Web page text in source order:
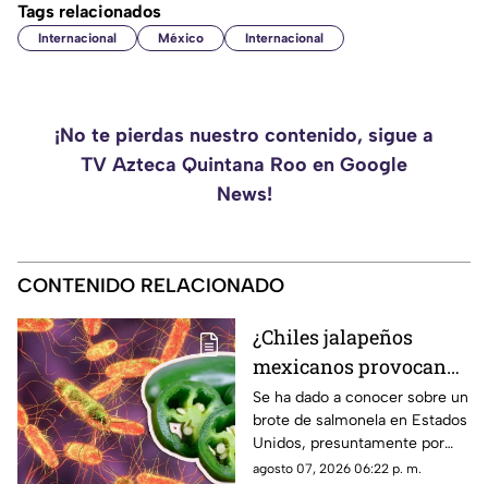
Tags relacionados
Internacional México Internacional
¡No te pierdas nuestro contenido, sigue a
TV Azteca Quintana Roo en Google
News!
CONTENIDO RELACIONADO
¿Chiles jalapeños
mexicanos provocan
brote de salmonela en
Estados Unidos? Esto
debes saber
Se ha dado a conocer sobre un
brote de salmonela en Estados
Unidos, presuntamente por
chiles jalapeños mexicanos,
agosto 07, 2026 06:22 p. m.